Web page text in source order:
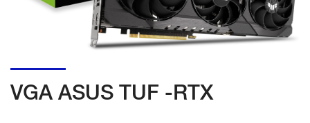
VGA ASUS TUF -RTX